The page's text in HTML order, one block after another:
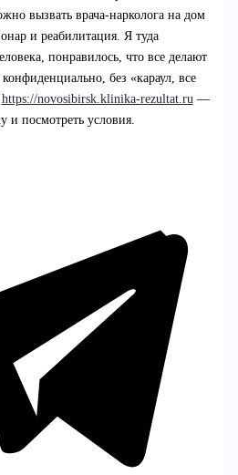
вызвать врача-нарколога на дом
и реабилитация. Я туда
понравилось, что все делают
без «караул, все
https://novosibirsk.klinika-rezultat.ru —
и посмотреть условия.